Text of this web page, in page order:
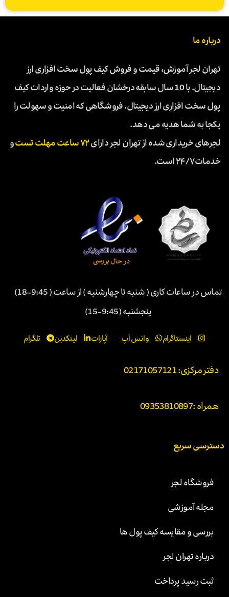
درباره ما
تهران لجر آموزش، قیمت و فروش کیف پول سخت افزاری ارز
دیجیتال. با 10 سال سابقه درخشان فعالیت در حوزه واردات کیف
پول سخت افزاری ارز دیجیتال. فروشگاهی که امنیت و سهولت را
یکجا به شما هدیه می دهد.
لجرهای خریداری شده از تهران لجر دارای۷۲ ساعت مهلت تست
و
خدمات ۲۴/۷ است.
تماس در ساعات کاری ( شنبه تا چهارشنبه ) از ساعت ( 9:45-18)
پنجشنبه (9:45-15)
اینستاگرام واتس آپ آپارات لینکدین تلگرام
دفتر مرکزی: 02171057121
همراه :09353810897
دسترسی سریع
فروشگاه لجر
مجله آموزشی
بررسی و مقایسه کیف پول ها
درباره تهران لجر
ثبت رسید پرداخت